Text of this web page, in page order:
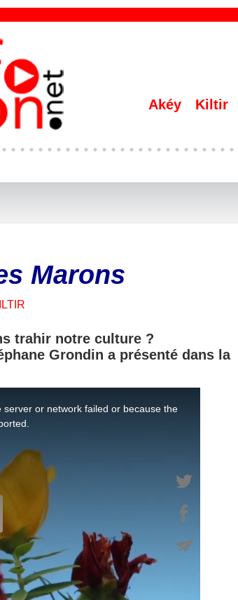
Akéy Kiltir
Marons
trahir notre culture ?
Grondin a présenté dans la